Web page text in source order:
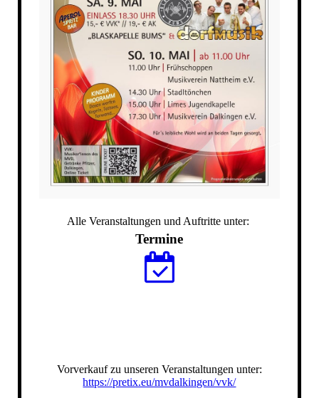
Alle Veranstaltungen und Auftritte unter:
Termine
Vorverkauf zu unseren Veranstaltungen unter:
https://pretix.eu/mvdalkingen/vvk/